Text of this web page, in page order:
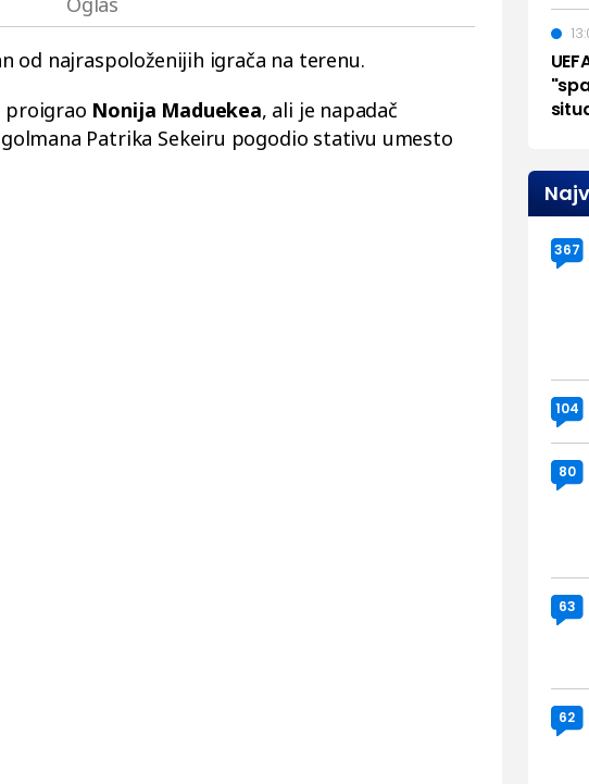
od najraspoloženijih igrača na terenu.
proigrao Nonija Maduekea, ali je napadač
Patrika Sekeiru pogodio stativu umesto
367
104
80
63
62